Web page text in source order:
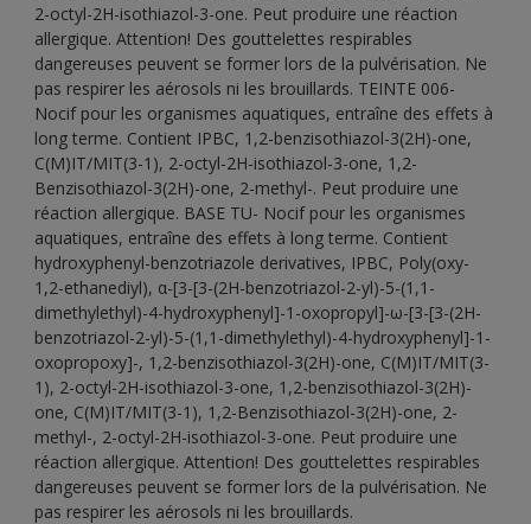
2-octyl-2H-isothiazol-3-one. Peut produire une réaction
allergique. Attention! Des gouttelettes respirables
dangereuses peuvent se former lors de la pulvérisation. Ne
pas respirer les aérosols ni les brouillards. TEINTE 006-
Nocif pour les organismes aquatiques, entraîne des effets à
long terme. Contient IPBC, 1,2-benzisothiazol-3(2H)-one,
C(M)IT/MIT(3-1), 2-octyl-2H-isothiazol-3-one, 1,2-
Benzisothiazol-3(2H)-one, 2-methyl-. Peut produire une
réaction allergique. BASE TU- Nocif pour les organismes
aquatiques, entraîne des effets à long terme. Contient
hydroxyphenyl-benzotriazole derivatives, IPBC, Poly(oxy-
1,2-ethanediyl), α-[3-[3-(2H-benzotriazol-2-yl)-5-(1,1-
dimethylethyl)-4-hydroxyphenyl]-1-oxopropyl]-ω-[3-[3-(2H-
benzotriazol-2-yl)-5-(1,1-dimethylethyl)-4-hydroxyphenyl]-1-
oxopropoxy]-, 1,2-benzisothiazol-3(2H)-one, C(M)IT/MIT(3-
1), 2-octyl-2H-isothiazol-3-one, 1,2-benzisothiazol-3(2H)-
one, C(M)IT/MIT(3-1), 1,2-Benzisothiazol-3(2H)-one, 2-
methyl-, 2-octyl-2H-isothiazol-3-one. Peut produire une
réaction allergique. Attention! Des gouttelettes respirables
dangereuses peuvent se former lors de la pulvérisation. Ne
pas respirer les aérosols ni les brouillards.